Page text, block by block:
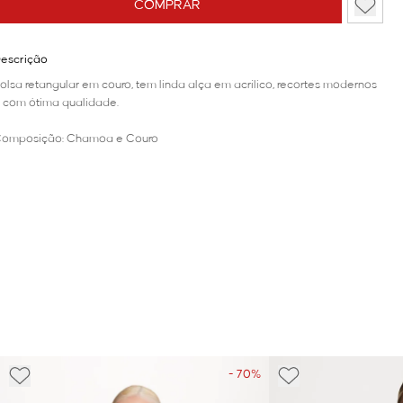
COMPRAR
retangular em couro, tem linda alça em acrílico, recortes modernos
com ótima qualidade.
Chamoa e Couro
- 70%